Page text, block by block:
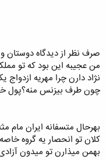
صرف نظر از دیدگاه
من عجیبه این بود که تو
چون طرف بیزنس منه؟پول
بهرحال متسفانه ایران مام
بهمن میذارن تو میدون